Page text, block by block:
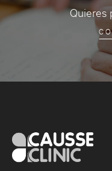
Quieres